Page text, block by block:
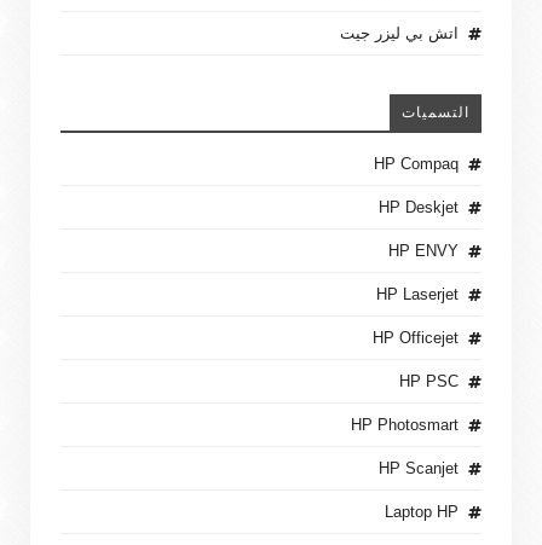
اتش بي ليزر جيت
التسميات
HP Compaq
HP Deskjet
HP ENVY
HP Laserjet
HP Officejet
HP PSC
HP Photosmart
HP Scanjet
Laptop HP